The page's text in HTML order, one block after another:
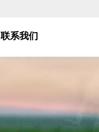
联系我们